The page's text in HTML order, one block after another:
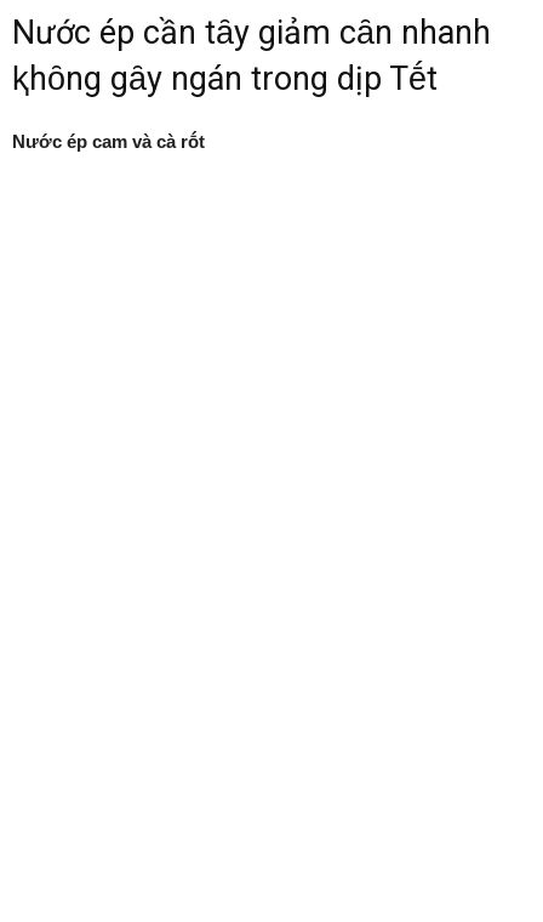
Nước ép cần tȃy giảm cȃn nhanh
ⱪhȏng gȃy ngán trong dịp Tḗt
Nước ép cam và cà rṓt